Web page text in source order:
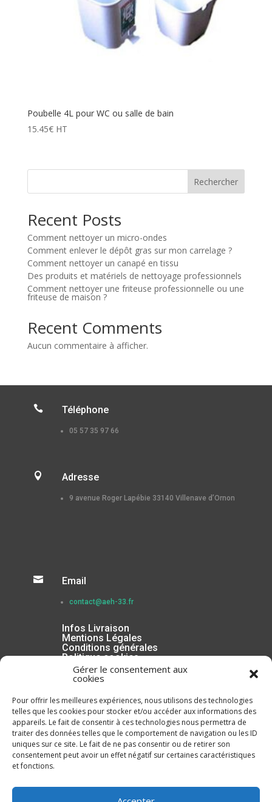
Gérer le consentement aux
cookies
Pour offrir les meilleures expériences, nous utilisons des technologies
telles que les cookies pour stocker et/ou accéder aux informations des
appareils. Le fait de consentir à ces technologies nous permettra de
traiter des données telles que le comportement de navigation ou les ID
uniques sur ce site. Le fait de ne pas consentir ou de retirer son
consentement peut avoir un effet négatif sur certaines caractéristiques
et fonctions.
Poubelle 4L pour WC ou salle de bain
15.45€ HT
Rechercher
Recent Posts
Comment nettoyer un micro-ondes
Comment enlever le dépôt gras sur mon carrelage ?
Comment nettoyer un canapé en tissu
Des produits et matériels de nettoyage professionnels
Comment nettoyer une friteuse professionnelle ou une
friteuse de maison ?
Recent Comments
Aucun commentaire à afficher.
 Téléphone
05 57 35 97 66
 Adresse
9 avenue Roger Lapébie 33140 Villenave d’Ornon
 Email
contact@aeh-33.fr
Infos Livraison
Mentions Légales
Conditions générales
Politique cookies